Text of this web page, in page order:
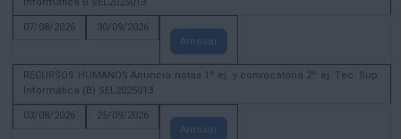
07/08/2026
30/09/2026
Amosar
RECURSOS HUMANOS Anuncio notas 1º ej. y convocatoria 2º ej. Tec. Sup.
Informática (B) SEL2025013
03/08/2026
25/09/2026
Amosar